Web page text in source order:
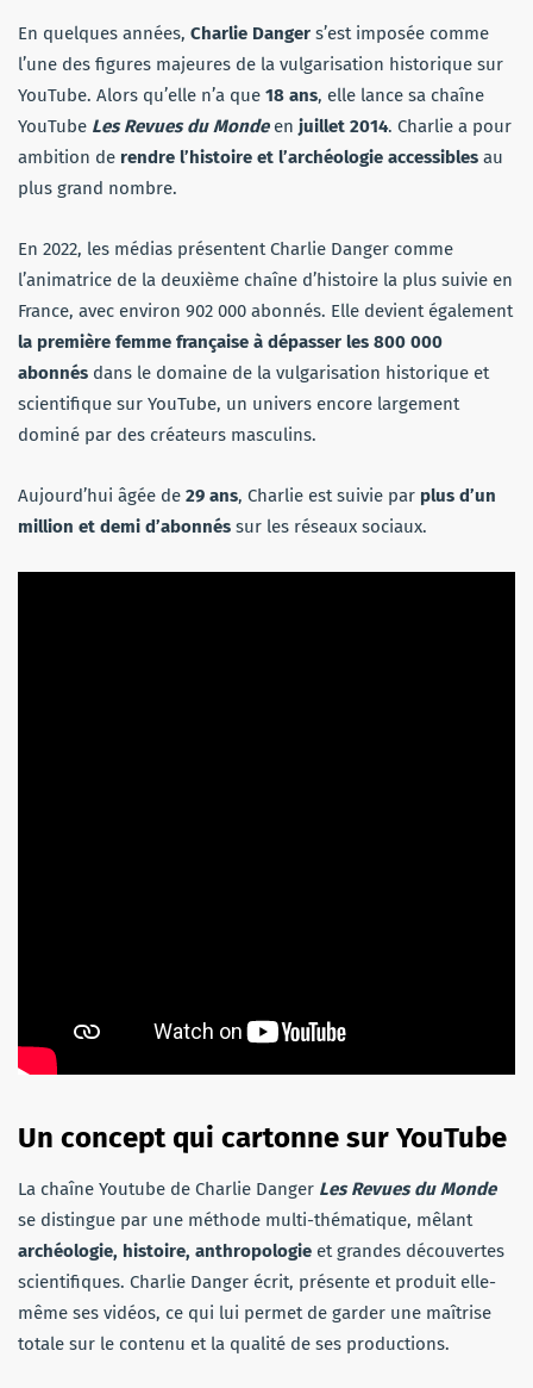
En quelques années, Charlie Danger s’est imposée comme
l’une des figures majeures de la vulgarisation historique sur
YouTube. Alors qu’elle n’a que 18 ans, elle lance sa chaîne
YouTube Les Revues du Mondeen juillet 2014. Charlie a pour
ambition de rendre l’histoire et l’archéologie accessibles au
plus grand nombre.
En 2022, les médias présentent Charlie Danger comme
l’animatrice de la deuxième chaîne d’histoire la plus suivie en
France, avec environ 902 000 abonnés. Elle devient également
la première femme française à dépasser les 800 000
abonnés dans le domaine de la vulgarisation historique et
scientifique sur YouTube, un univers encore largement
dominé par des créateurs masculins.
Aujourd’hui âgée de 29 ans, Charlie est suivie par plus d’un
million et demi d’abonnés sur les réseaux sociaux.
Un concept qui cartonne sur YouTube
La chaîne Youtube de Charlie Danger Les Revues du Monde
se distingue par une méthode multi-thématique, mêlant
archéologie, histoire, anthropologie et grandes découvertes
scientifiques. Charlie Danger écrit, présente et produit elle-
même ses vidéos, ce qui lui permet de garder une maîtrise
totale sur le contenu et la qualité de ses productions.